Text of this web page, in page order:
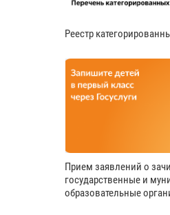
Реестр
Прием заявлений о
государственные и
образовательные